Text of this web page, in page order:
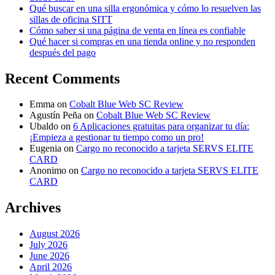
Qué buscar en una silla ergonómica y cómo lo resuelven las
sillas de oficina SITT
Cómo saber si una página de venta en línea es confiable
Qué hacer si compras en una tienda online y no responden
después del pago
Recent Comments
Emma on Cobalt Blue Web SC Review
Agustín Peña on Cobalt Blue Web SC Review
Ubaldo on 6 Aplicaciones gratuitas para organizar tu día:
¡Empieza a gestionar tu tiempo como un pro!
Eugenia on Cargo no reconocido a tarjeta SERVS ELITE
CARD
Anonimo on Cargo no reconocido a tarjeta SERVS ELITE
CARD
Archives
August 2026
July 2026
June 2026
April 2026